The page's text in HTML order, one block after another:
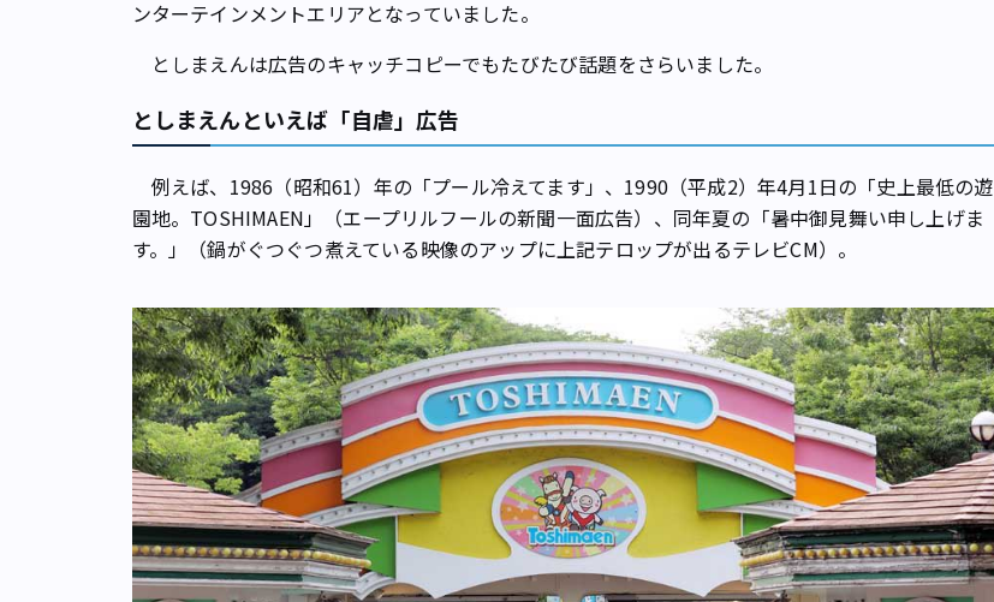
ンターテインメントエリアとなっていました。
としまえんは広告のキャッチコピーでもたびたび話題をさらいました。
としまえんといえば「自虐」広告
例えば、1986（昭和61）年の「プール冷えてます」、1990（平成2）年4月1日の「史上最低の遊
園地。TOSHIMAEN」（エープリルフールの新聞一面広告）、同年夏の「暑中御見舞い申し上げま
す。」（鍋がぐつぐつ煮えている映像のアップに上記テロップが出るテレビCM）。